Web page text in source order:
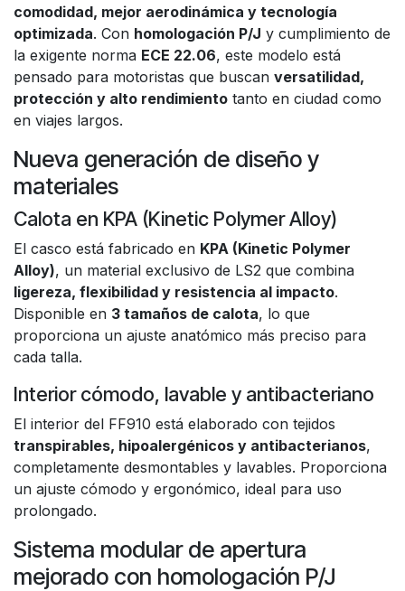
comodidad, mejor aerodinámica y tecnología
optimizada. Con homologación P/J y cumplimiento de
la exigente norma ECE 22.06, este modelo está
pensado para motoristas que buscan versatilidad,
protección y alto rendimiento tanto en ciudad como
en viajes largos.
Nueva generación de diseño y
materiales
Calota en KPA (Kinetic Polymer Alloy)
El casco está fabricado en KPA (Kinetic Polymer
Alloy), un material exclusivo de LS2 que combina
ligereza, flexibilidad y resistencia al impacto.
Disponible en 3 tamaños de calota, lo que
proporciona un ajuste anatómico más preciso para
cada talla.
Interior cómodo, lavable y antibacteriano
El interior del FF910 está elaborado con tejidos
transpirables, hipoalergénicos y antibacterianos,
completamente desmontables y lavables. Proporciona
un ajuste cómodo y ergonómico, ideal para uso
prolongado.
Sistema modular de apertura
mejorado con homologación P/J